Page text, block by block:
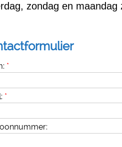
zondag en maandag
*
*